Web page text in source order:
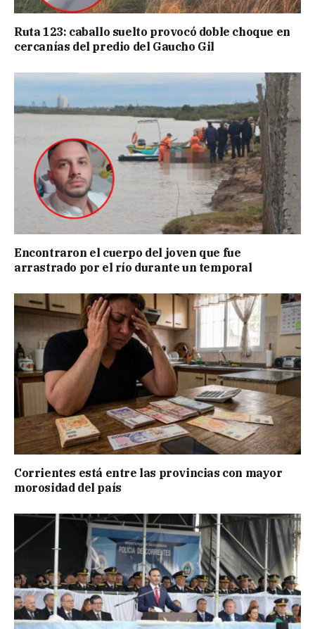
Ruta 123: caballo suelto provocó doble choque en
cercanías del predio del Gaucho Gil
Encontraron el cuerpo del joven que fue
arrastrado por el río durante un temporal
Corrientes está entre las provincias con mayor
morosidad del país